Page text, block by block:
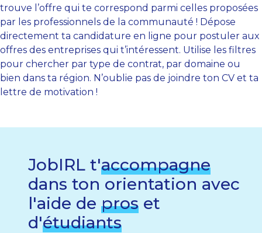
trouve l’offre qui te correspond parmi celles proposées
par les professionnels de la communauté ! Dépose
directement ta candidature en ligne pour postuler aux
offres des entreprises qui t’intéressent. Utilise les filtres
pour chercher par type de contrat, par domaine ou
bien dans ta région. N’oublie pas de joindre ton CV et ta
lettre de motivation !
JobIRL t'accompagne
dans ton orientation avec
l'aide de pros et
d'étudiants